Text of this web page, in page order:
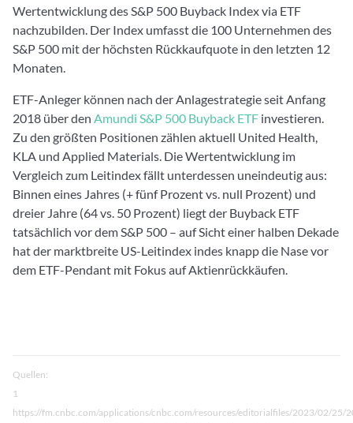
Wertentwicklung des S&P 500 Buyback Index via ETF
nachzubilden. Der Index umfasst die 100 Unternehmen des
S&P 500 mit der höchsten Rückkaufquote in den letzten 12
Monaten.
ETF-Anleger können nach der Anlagestrategie seit Anfang
2018 über den Amundi S&P 500 Buyback ETF investieren.
Zu den größten Positionen zählen aktuell United Health,
KLA und Applied Materials. Die Wertentwicklung im
Vergleich zum Leitindex fällt unterdessen uneindeutig aus:
Binnen eines Jahres (+ fünf Prozent vs. null Prozent) und
dreier Jahre (64 vs. 50 Prozent) liegt der Buyback ETF
tatsächlich vor dem S&P 500 – auf Sicht einer halben Dekade
hat der marktbreite US-Leitindex indes knapp die Nase vor
dem ETF-Pendant mit Fokus auf Aktienrückkäufen.
Quellen:
1
https://fm.cnbc.com/applications/cnbc.com/resources/editorialfiles/2023/02/25/